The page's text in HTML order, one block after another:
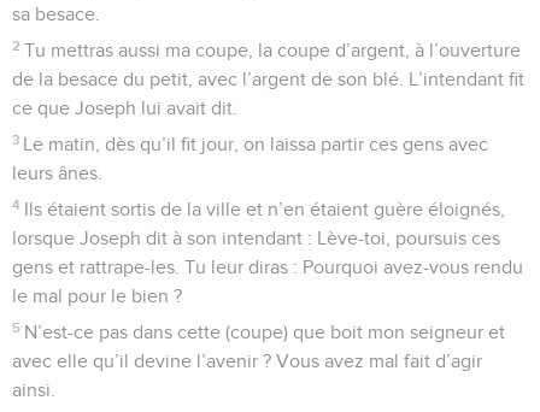
sa besace.
2 Tu mettras aussi ma coupe, la coupe d’argent, à l’ouverture
de la besace du petit, avec l’argent de son blé. L’intendant fit
ce que Joseph lui avait dit.
3 Le matin, dès qu’il fit jour, on laissa partir ces gens avec
leurs ânes.
4 Ils étaient sortis de la ville et n’en étaient guère éloignés,
lorsque Joseph dit à son intendant : Lève-toi, poursuis ces
gens et rattrape-les. Tu leur diras : Pourquoi avez-vous rendu
le mal pour le bien ?
5 N’est-ce pas dans cette (coupe) que boit mon seigneur et
avec elle qu’il devine l’avenir ? Vous avez mal fait d’agir
ainsi.